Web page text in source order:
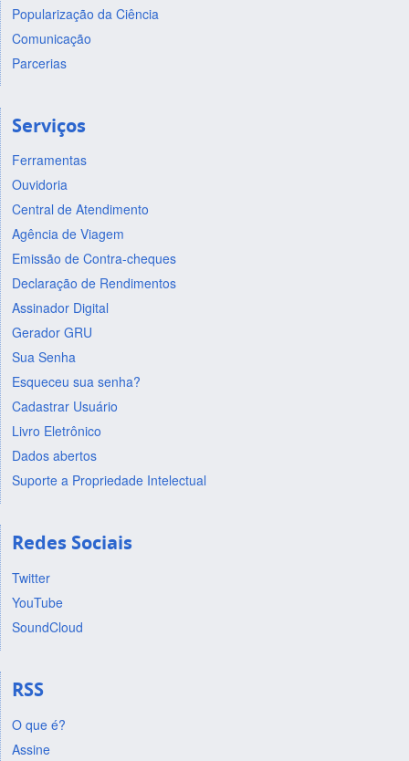
Popularização da Ciência
Comunicação
Parcerias
Serviços
Ferramentas
Ouvidoria
Central de Atendimento
Agência de Viagem
Emissão de Contra-cheques
Declaração de Rendimentos
Assinador Digital
Gerador GRU
Sua Senha
Esqueceu sua senha?
Cadastrar Usuário
Livro Eletrônico
Dados abertos
Suporte a Propriedade Intelectual
Redes Sociais
Twitter
YouTube
SoundCloud
RSS
O que é?
Assine